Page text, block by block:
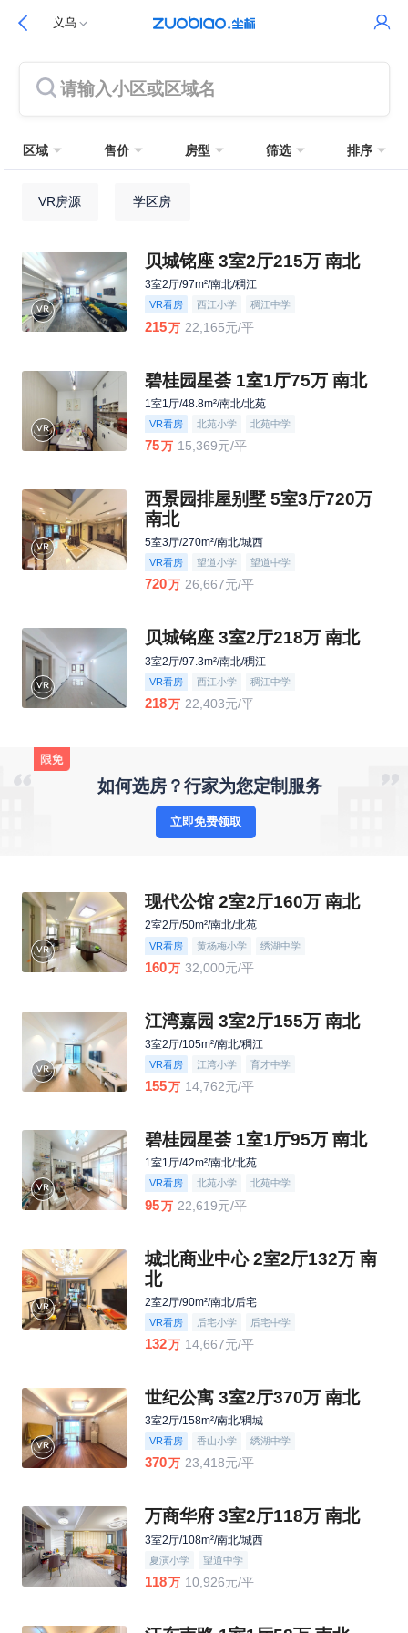
义乌
请输入小区或区域名
区域 售价 房型 筛选 排序
VR房源 学区房
贝城铭座 3室2厅215万 南北
3室2厅/97m²/南北/稠江
VR看房 西江小学 稠江中学
215万 22,165元/平
碧桂园星荟 1室1厅75万 南北
1室1厅/48.8m²/南北/北苑
VR看房 北苑小学 北苑中学
75万 15,369元/平
西景园排屋别墅 5室3厅720万
南北
5室3厅/270m²/南北/城西
VR看房 望道小学 望道中学
720万 26,667元/平
贝城铭座 3室2厅218万 南北
3室2厅/97.3m²/南北/稠江
VR看房 西江小学 稠江中学
218万 22,403元/平
如何选房？行家为您定制服务
立即免费领取
现代公馆 2室2厅160万 南北
2室2厅/50m²/南北/北苑
VR看房 黄杨梅小学 绣湖中学
160万 32,000元/平
江湾嘉园 3室2厅155万 南北
3室2厅/105m²/南北/稠江
VR看房 江湾小学 育才中学
155万 14,762元/平
碧桂园星荟 1室1厅95万 南北
1室1厅/42m²/南北/北苑
VR看房 北苑小学 北苑中学
95万 22,619元/平
城北商业中心 2室2厅132万 南
北
2室2厅/90m²/南北/后宅
VR看房 后宅小学 后宅中学
132万 14,667元/平
世纪公寓 3室2厅370万 南北
3室2厅/158m²/南北/稠城
VR看房 香山小学 绣湖中学
370万 23,418元/平
万商华府 3室2厅118万 南北
3室2厅/108m²/南北/城西
夏演小学 望道中学
118万 10,926元/平